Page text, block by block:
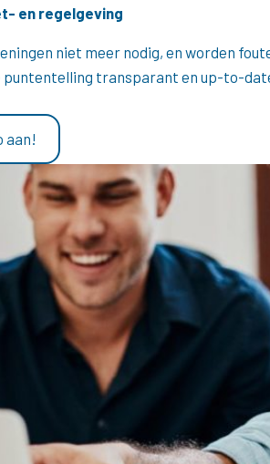
en regelgeving
niet meer nodig, en worden
transparant en up-to-
aan!